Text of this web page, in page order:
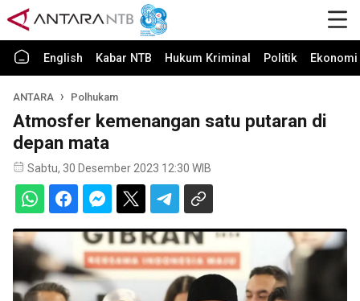
English Kabar NTB Hukum Kriminal Politik
ANTARA Polhukam
Atmosfer kemenangan satu putaran di
depan mata
Sabtu, 30 Desember 2023 12:30 WIB